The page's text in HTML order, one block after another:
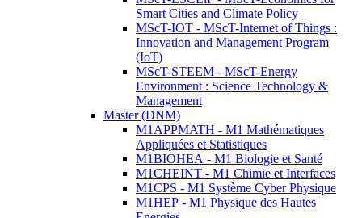
Smart Cities and Climate Policy
MScT-IOT - MScT-Internet of Things :
Innovation and Management Program
(IoT)
MScT-STEEM - MScT-Energy
Environment : Science Technology &
Management
Master (DNM)
M1APPMATH - M1 Mathématiques
Appliquées et Statistiques
M1BIOHEA - M1 Biologie et Santé
M1CHEINT - M1 Chimie et Interfaces
M1CPS - M1 Système Cyber Physique
M1HEP - M1 Physique des Hautes